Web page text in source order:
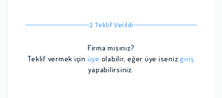
2 Teklif Verildi
Firma mısınız?
Teklif vermek için üye olabilir, eğer üye iseniz giriş
yapabilirsiniz.